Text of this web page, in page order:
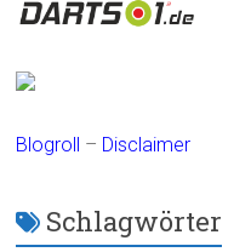
Blogroll – Disclaimer
Schlagwörter